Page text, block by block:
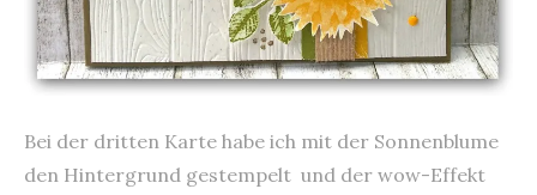
Bei der dritten Karte habe ich mit der Sonnenblume
den Hintergrund gestempelt und der wow-Effekt